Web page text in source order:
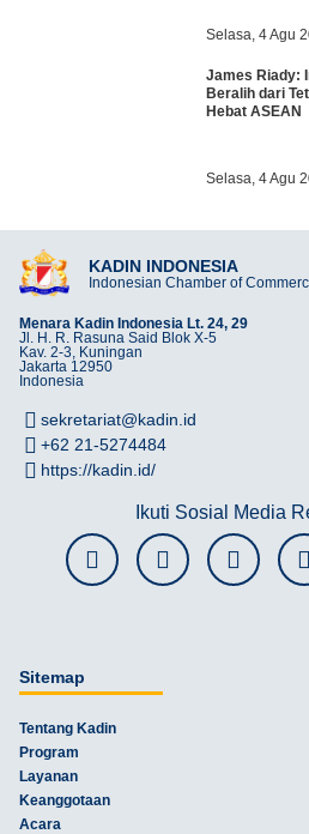
Selasa, 4 Agu
James Riady:
Beralih dari
Hebat ASEAN
Selasa, 4 Agu
KADIN INDONESIA
Indonesian Chamber of
Menara Kadin Indonesia Lt. 24, 29
Jl. H. R. Rasuna Said Blok X-5
Kav. 2-3, Kuningan
Jakarta 12950
Indonesia
sekretariat@kadin.id
+62 21-5274484
https://kadin.id/
Ikuti Sosial Media
Sitemap
Tentang Kadin
Program
Layanan
Keanggotaan
Acara